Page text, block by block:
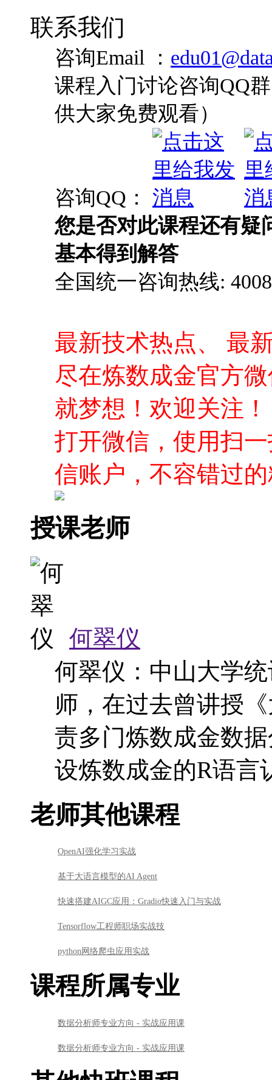
联系我们
咨询Email ：
课程入门讨论咨询QQ
供大家免费观看）
咨询QQ：
您是否对此课程还有疑
基本得到解答
全国统一咨询热线:
最新技术热点、 最
尽在炼数成金官方
就梦想！欢迎关注！
打开微信，使用扫
信账户，不容错过
授课老师
何翠仪
何翠仪：中山大学
师，在过去曾讲授
责多门炼数成金数
设炼数成金的R语言
老师其他课程
OpenAI强化学习实战
基于大语言模型的AI Agent
快速搭建AIGC应用：Gradio快速入门与实战
Tensorflow工程师职场实战技
python网络爬虫应用实战
课程所属专业
数据分析师专业方向 - 实战应用课
数据分析师专业方向 - 实战应用课